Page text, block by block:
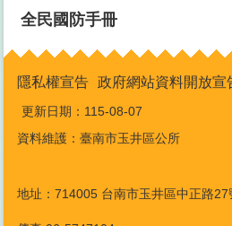
全民國防手冊
隱私權宣告 政府網站資料開放宣
更新日期： 115-08-07
資料維護：臺南市玉井區公所
地址：714005 台南市玉井區中正路